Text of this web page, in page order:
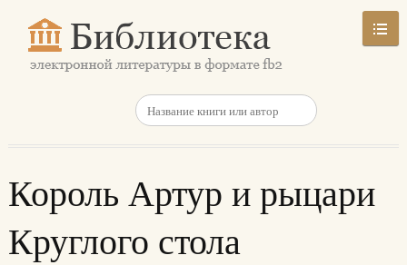
Король Артур и рыцари
Круглого стола